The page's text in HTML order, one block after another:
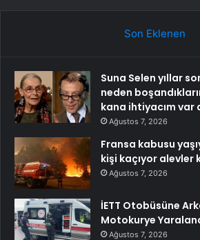
Son Eklenen
Suna Selen yıllar
neden
kana ihtiyacım var
Ağustos 7, 2026
Fransa kabusu
kişi kaçıyor alevler
Ağustos 7, 2026
İETT Otobüsüne
Motokurye
Ağustos 7, 2026